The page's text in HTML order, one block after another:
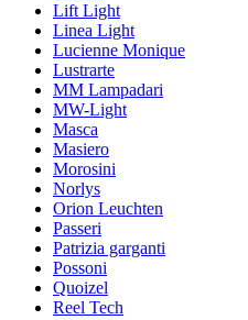
Lift Light
Linea Light
Lucienne Monique
Lustrarte
MM Lampadari
MW-Light
Masca
Masiero
Morosini
Norlys
Orion Leuchten
Passeri
Patrizia garganti
Possoni
Quoizel
Reel Tech